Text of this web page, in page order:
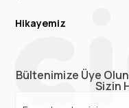
Hikayemiz
Bültenimize Üye
Sizin